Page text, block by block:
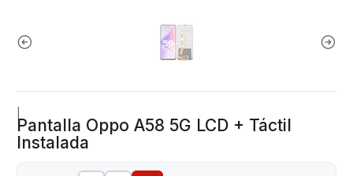
Pantalla Oppo A58 5G LCD + Táctil
Instalada